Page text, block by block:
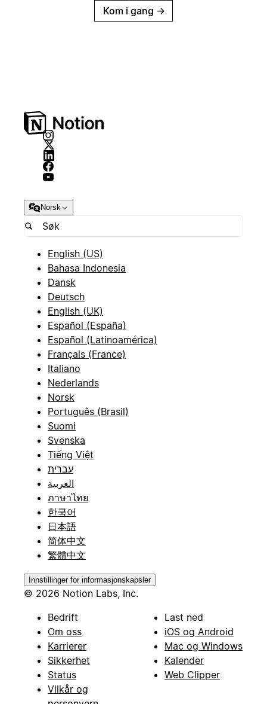
Kom i gang →
Norsk
English (US)
Bahasa Indonesia
Dansk
Deutsch
English (UK)
Español (España)
Español (Latinoamérica)
Français (France)
Italiano
Nederlands
Norsk
Português (Brasil)
Suomi
Svenska
Tiếng Việt
עברית
العربية
ภาษาไทย
한국어
日本語
简体中文
繁體中文
Innstillinger for informasjonskapsler
© 2026 Notion Labs, Inc.
Bedrift
Om oss
Karrierer
Sikkerhet
Status
Vilkår og
Last ned
iOS og Android
Mac og Windows
Kalender
Web Clipper